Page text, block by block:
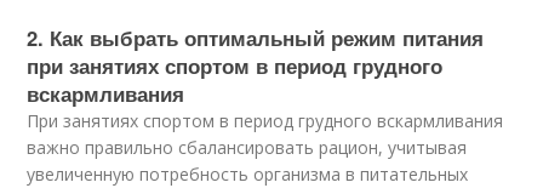
2. Как выбрать оптимальный режим питания
при занятиях спортом в период грудного
вскармливания
При занятиях спортом в период грудного вскармливания
важно правильно сбалансировать рацион, учитывая
увеличенную потребность организма в питательных